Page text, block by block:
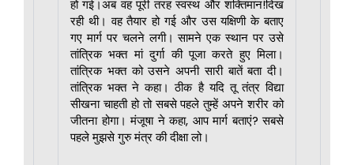
हो गई।अब वह पूरी तरह स्वस्थ और शक्तिमान!दिख
रही थी। वह तैयार हो गई और उस यक्षिणी के बताए
गए मार्ग पर चलने लगी। सामने एक स्थान पर उसे
तांत्रिक भक्त मां दुर्गा की पूजा करते हुए मिला।
तांत्रिक भक्त को उसने अपनी सारी बातें बता दी।
तांत्रिक भक्त ने कहा। ठीक है यदि तू तंत्र विद्या
सीखना चाहती हो तो सबसे पहले तुम्हें अपने शरीर को
जीतना होगा। मंजूषा ने कहा, आप मार्ग बताएं? सबसे
पहले मुझसे गुरु मंत्र की दीक्षा लो।